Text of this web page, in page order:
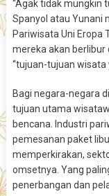
“Agak tidak mungkin
Spanyol atau Yunani
Pariwisata Uni Eropa
mereka akan
“tujuan-tujuan wisata
Bagi negara-negara
tujuan utama
bencana. Industri
pemesanan paket
memperkirakan,
omsetnya. Yang
penerbangan dan